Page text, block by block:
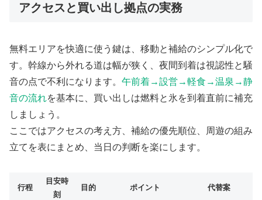
アクセスと買い出し拠点の実務
無料エリアを快適に使う鍵は、移動と補給のシンプル化で
す。幹線から外れる道は幅が狭く、夜間到着は視認性と騒
音の点で不利になります。 午前着→設営→軽食→温泉→静
音の流れを基本に、買い出しは燃料と氷を到着直前に補充
しましょう。
ここではアクセスの考え方、補給の優先順位、周遊の組み
立てを表にまとめ、当日の判断を楽にします。
行程
目安時
刻
目的 ポイント 代替案